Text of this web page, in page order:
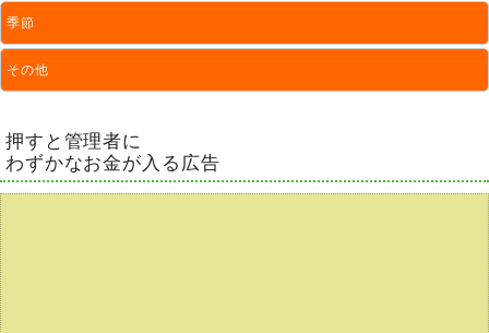
季節
その他
押すと管理者に
わずかなお金が入る広告